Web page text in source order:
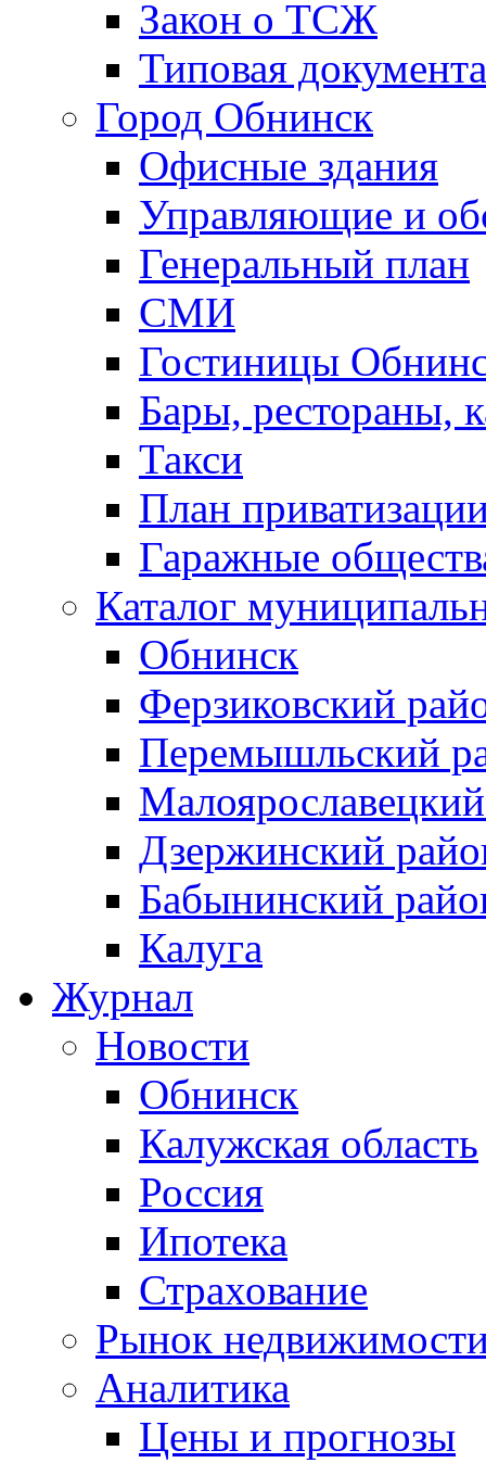
Закон о ТСЖ
Типовая
Город Обнинск
Офисные здания
Управляющие и
Генеральный план
СМИ
Гостиницы
Бары, рестораны,
Такси
План
Гаражные
Каталог
Обнинск
Ферзиковский
Перемышльский
Дзержинский
Бабынинский
Калуга
Журнал
Новости
Обнинск
Калужская область
Россия
Ипотека
Страхование
Рынок
Аналитика
Цены и прогнозы